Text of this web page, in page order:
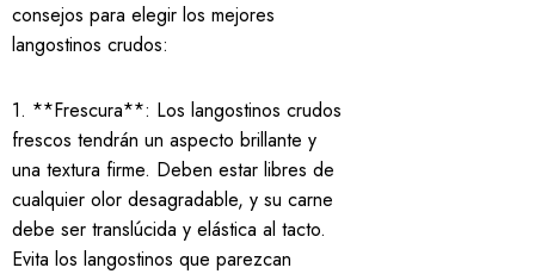
consejos para elegir los mejores
langostinos crudos:
1. **Frescura**: Los langostinos crudos
frescos tendrán un aspecto brillante y
una textura firme. Deben estar libres de
cualquier olor desagradable, y su carne
debe ser translúcida y elástica al tacto.
Evita los langostinos que parezcan